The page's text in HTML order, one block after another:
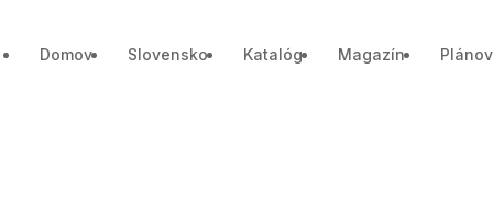
Domov Slovensko Katalóg Magazín